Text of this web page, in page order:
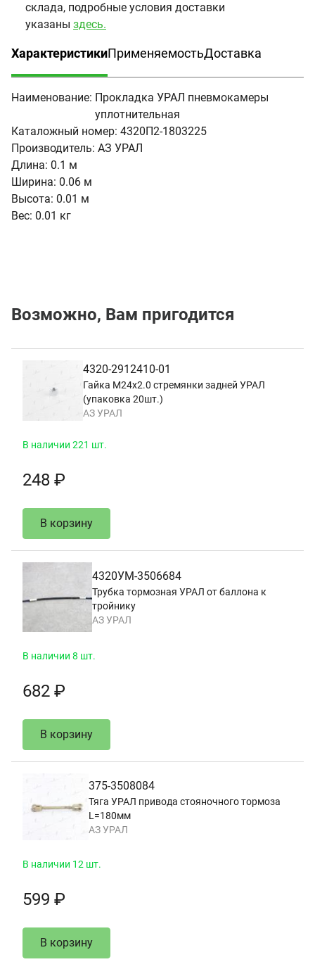
склада, подробные условия доставки
указаны здесь.
Характеристики
(активная вкладка)
ПрименяемостьДоставка
Наименование: Прокладка УРАЛ пневмокамеры
уплотнительная
Каталожный номер: 4320П2-1803225
Производитель: АЗ УРАЛ
Длина: 0.1 м
Ширина: 0.06 м
Высота: 0.01 м
Вес: 0.01 кг
Возможно, Вам пригодится
4320-2912410-01
Гайка М24х2.0 стремянки задней УРАЛ
(упаковка 20шт.)
АЗ УРАЛ
В наличии 221 шт.
248 ₽
В корзину
4320УМ-3506684
Трубка тормозная УРАЛ от баллона к
тройнику
АЗ УРАЛ
В наличии 8 шт.
682 ₽
В корзину
375-3508084
Тяга УРАЛ привода стояночного тормоза
L=180мм
АЗ УРАЛ
В наличии 12 шт.
599 ₽
В корзину